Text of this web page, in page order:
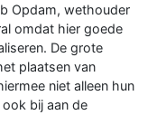
Opdam, wethouder
omdat hier goede
De grote
plaatsen van
niet alleen hun
bij aan de